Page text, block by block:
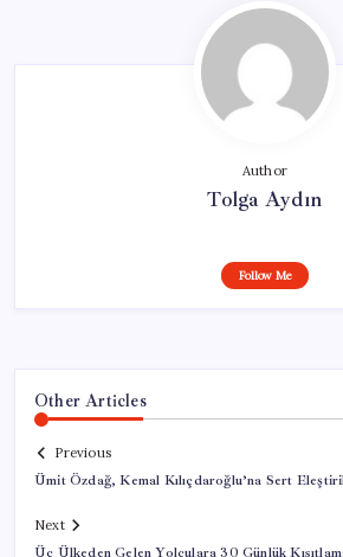
Author
Tolga Aydın
Follow Me
Other Articles
Previous
Ümit Özdağ, Kemal Kılıçdaroğlu’na Sert
Next
Üç Ülkeden Gelen Yolculara 30 Günlük